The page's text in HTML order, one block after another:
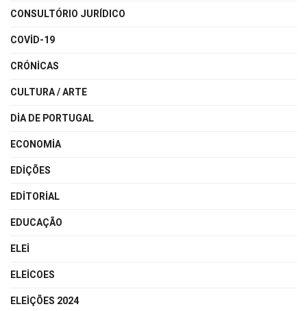
CONSULTÓRIO JURÍDICO
COVID-19
CRÓNICAS
CULTURA / ARTE
DIA DE PORTUGAL
ECONOMIA
EDIÇÕES
EDITORIAL
EDUCAÇÃO
ELEI
ELEICOES
ELEIÇÕES 2024